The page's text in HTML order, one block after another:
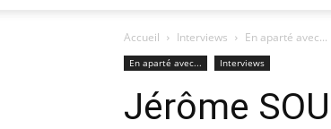
Accueil Interviews En aparté avec...
En aparté avec... Interviews
Jérôme